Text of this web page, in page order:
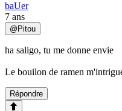
baUer
7 ans
@ Pitou
ha saligo, tu me donne envie
Le bouilon de ramen
Répondre